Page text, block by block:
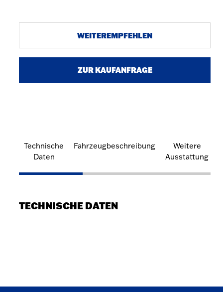
WEITEREMPFEHLEN
ZUR KAUFANFRAGE
Technische
Daten
Fahrzeugbeschreibung
Weitere
Ausstattung
TECHNISCHE DATEN